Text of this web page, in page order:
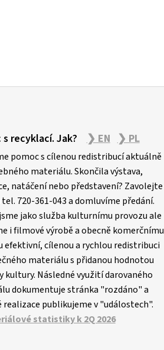
s recyklací. Jak? ❯ EN ❯ PL
pomoc s cílenou redistribucí aktuálně
materiálu. Skončila výstava,
natáčení nebo představení? Zavolejte
720-361-043 a domluvíme předání.
jako služba kulturnímu provozu ale
i filmové výrobě a obecně komerčnímu
efektivní, cílenou a rychlou redistribuci
materiálu s přidanou hodnotou
kultury. Následné využití darovaného
dokumentuje stránka "rozdáno" a
realizace publikujeme v "událostech".
statistiky k 2Q 2026